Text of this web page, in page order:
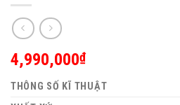
4,990,000₫
THÔNG SỐ KĨ THUẬT